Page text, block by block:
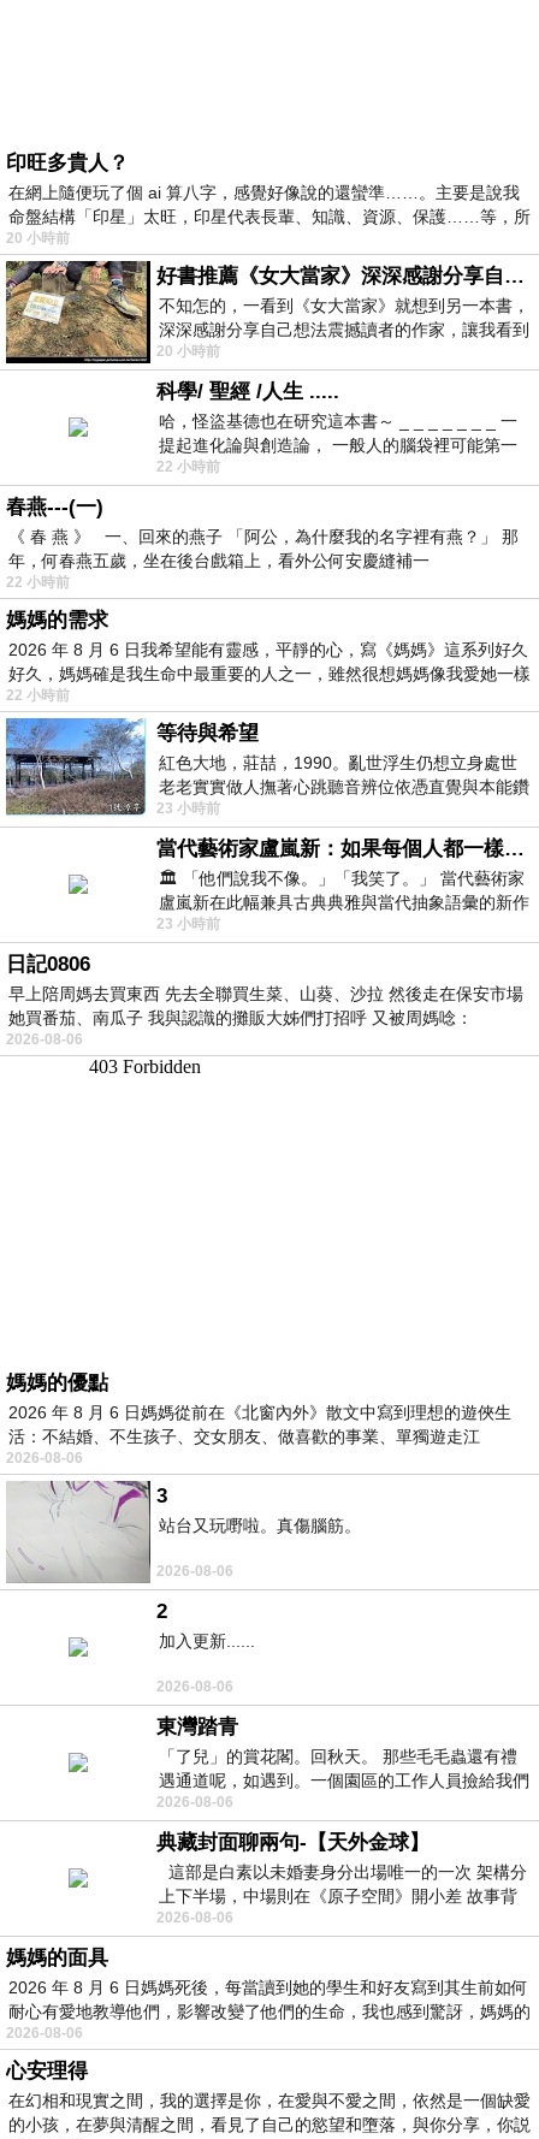
印旺多貴人？
在網上隨便玩了個 ai 算八字，感覺好像說的還蠻準……。主要是說我
命盤結構「印星」太旺，印星代表長輩、知識、資源、保護……等，所
20 小時前
好書推薦《女大當家》深深感謝分享自己想法震撼讀者的作家，讓我看到不同樣貌的家庭！
不知怎的，一看到《女大當家》就想到另一本書，
深深感謝分享自己想法震撼讀者的作家，讓我看到
不同樣貌的家庭！ 《女大
20 小時前
科學/ 聖經 /人生 .....
哈，怪盜基德也在研究這本書～ _ _ _ _ _ _ _ 一
提起進化論與創造論， 一般人的腦袋裡可能第一
時間就有「 進化論很科
22 小時前
春燕---(一)
《 春 燕 》 一、回來的燕子 「阿公，為什麼我的名字裡有燕？」 那
年，何春燕五歲，坐在後台戲箱上，看外公何安慶縫補一
22 小時前
媽媽的需求
2026 年 8 月 6 日我希望能有靈感，平靜的心，寫《媽媽》這系列好久
好久，媽媽確是我生命中最重要的人之一，雖然很想媽媽像我愛她一樣
22 小時前
等待與希望
紅色大地，莊喆，1990。亂世浮生仍想立身處世
老老實實做人撫著心跳聽音辨位依憑直覺與本能鑽
向裂隙的亮處探索另一個心聲另一個共鳴的
23 小時前
當代藝術家盧嵐新：如果每個人都一樣，這世界該有多無聊？
🏛️ 「他們說我不像。」「我笑了。」 當代藝術家
盧嵐新在此幅兼具古典典雅與當代抽象語彙的新作
中，以沈靜的藍色空間為背景，描繪了
23 小時前
日記0806
早上陪周媽去買東西 先去全聯買生菜、山葵、沙拉 然後走在保安市場
她買番茄、南瓜子 我與認識的攤販大姊們打招呼 又被周媽唸：
2026-08-06
媽媽的優點
2026 年 8 月 6 日媽媽從前在《北窗內外》散文中寫到理想的遊俠生
活：不結婚、不生孩子、交女朋友、做喜歡的事業、單獨遊走江
湖⋯⋯，
2026-08-06
3
站台又玩嘢啦。真傷腦筋。
2026-08-06
2
加入更新......
2026-08-06
東灣踏青
「了兒」的賞花閣。回秋天。 那些毛毛蟲還有禮
遇通道呢，如遇到。一個園區的工作人員撿給我們
細賞。
2026-08-06
典藏封面聊兩句-【天外金球】
這部是白素以未婚妻身分出場唯一的一次 架構分
上下半場，中場則在《原子空間》開小差 故事背
景影射西藏境外流亡 地下組織
2026-08-06
媽媽的面具
2026 年 8 月 6 日媽媽死後，每當讀到她的學生和好友寫到其生前如何
耐心有愛地教導他們，影響改變了他們的生命，我也感到驚訝，媽媽的
2026-08-06
心安理得
在幻相和現實之間，我的選擇是你，在愛與不愛之間，依然是一個缺愛
的小孩，在夢與清醒之間，看見了自己的慾望和墮落，與你分享，你説